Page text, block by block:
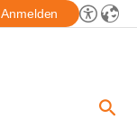
Anmelden